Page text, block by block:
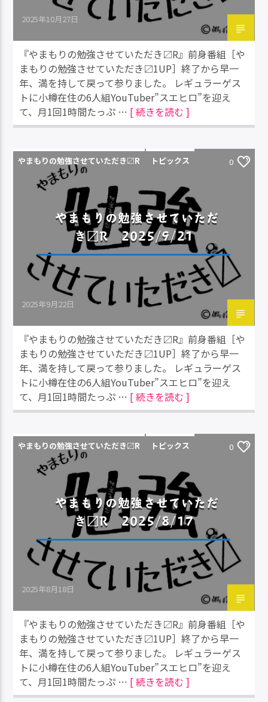
2025年10月27日
『やまもりの勉強させていただき〼R』前身番組［や
まもりの勉強させていただき〼1UP］終了から早一
年、満を持して戻って参りました。 レギュラーゲス
トに小樽在住の6人組YouTuber”スエヒロ”を迎え
て、月1回1時間たっぷ … [ 続きを読む ]
やまもりの勉強させていただき〼R トピックス 0
やまもりの勉強させていただ
き〼R 2025/9/21
2025年9月22日
『やまもりの勉強させていただき〼R』前身番組［や
まもりの勉強させていただき〼1UP］終了から早一
年、満を持して戻って参りました。 レギュラーゲス
トに小樽在住の6人組YouTuber”スエヒロ”を迎え
て、月1回1時間たっぷ … [ 続きを読む ]
やまもりの勉強させていただき〼R トピックス 0
やまもりの勉強させていただ
き〼R 2025/8/17
2025年8月18日
『やまもりの勉強させていただき〼R』前身番組［や
まもりの勉強させていただき〼1UP］終了から早一
年、満を持して戻って参りました。 レギュラーゲス
トに小樽在住の6人組YouTuber”スエヒロ”を迎え
て、月1回1時間たっぷ … [ 続きを読む ]